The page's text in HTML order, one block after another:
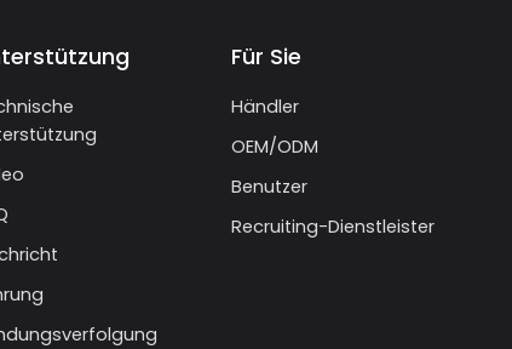
Für Sie
Händler
OEM/ODM
Benutzer
Recruiting-Dienstleister